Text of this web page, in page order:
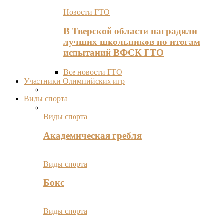
Новости ГТО
В Тверской области наградили
лучших школьников по итогам
испытаний ВФСК ГТО
Все новости ГТО
Участники Олимпийских игр
Виды спорта
Виды спорта
Академическая гребля
Виды спорта
Бокс
Виды спорта